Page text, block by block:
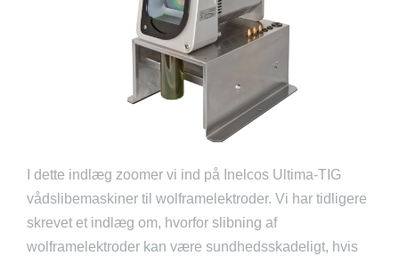
I dette indlæg zoomer vi ind på Inelcos Ultima-TIG
vådslibemaskiner til wolframelektroder. Vi har tidligere
skrevet et indlæg om, hvorfor slibning af
wolframelektroder kan være sundhedsskadeligt, hvis